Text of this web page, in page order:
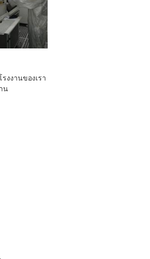
งงานของเรา
น